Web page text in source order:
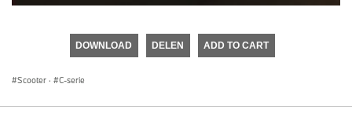
DOWNLOAD DELEN ADD TO CART
Scooter · C-serie